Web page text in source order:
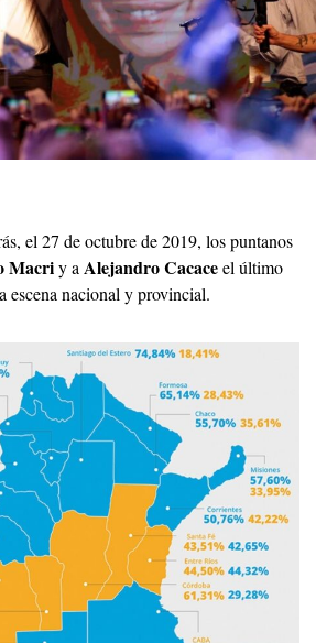
el 27 de octubre de 2019, los puntanos
Macriy a Alejandro Cacaceel último
escena nacional y provincial.